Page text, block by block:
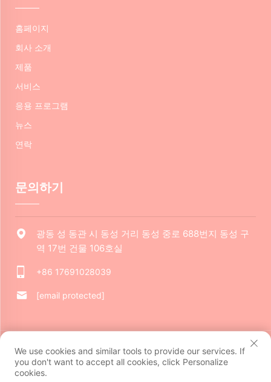
홈페이지
회사 소개
제품
서비스
응용 프로그램
뉴스
연락
문의하기
광동 성 동관 시 동성 거리 동성 중로 688번지 동성 구
역 17번 건물 106호실
+86 17691028039
[email protected]
저작권 © 2024 동관 자루이 문화 창의력 유한 회사. 모든 권리 보유.
개인정보 보호정책
We use cookies and similar tools to provide our services. If
you don't want to accept all cookies, click Personalize
cookies.